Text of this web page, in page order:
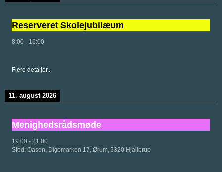
Reserveret Skolejubilæum
8:00 - 16:00
Flere detaljer...
11. august 2026
Menighedsrådsmøde
19:00 - 21:00
Sted: Oasen, Digemarken 17, Ørum, 9320 Hjallerup